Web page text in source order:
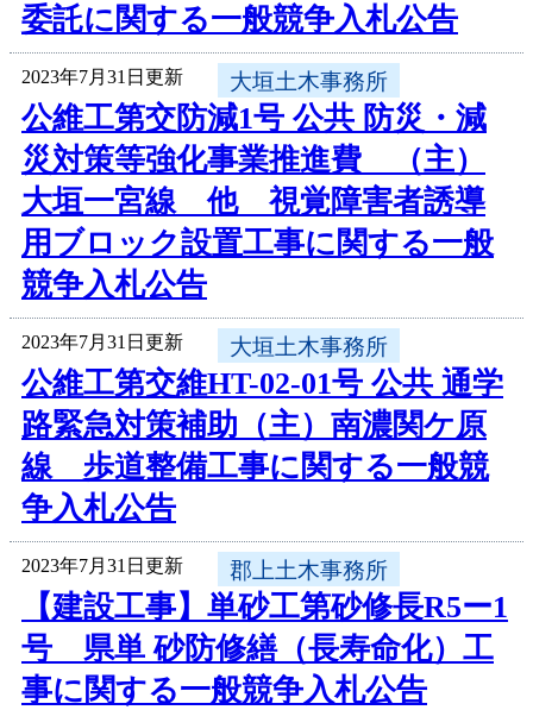
委託に関する一般競争入札公告
2023年7月31日更新 大垣土木事務所
公維工第交防減1号 公共 防災・減
災対策等強化事業推進費 （主）
大垣一宮線 他 視覚障害者誘導
用ブロック設置工事に関する一般
競争入札公告
2023年7月31日更新 大垣土木事務所
公維工第交維HT-02-01号 公共 通学
路緊急対策補助（主）南濃関ケ原
線 歩道整備工事に関する一般競
争入札公告
2023年7月31日更新 郡上土木事務所
【建設工事】単砂工第砂修長R5ー1
号 県単 砂防修繕（長寿命化）工
事に関する一般競争入札公告